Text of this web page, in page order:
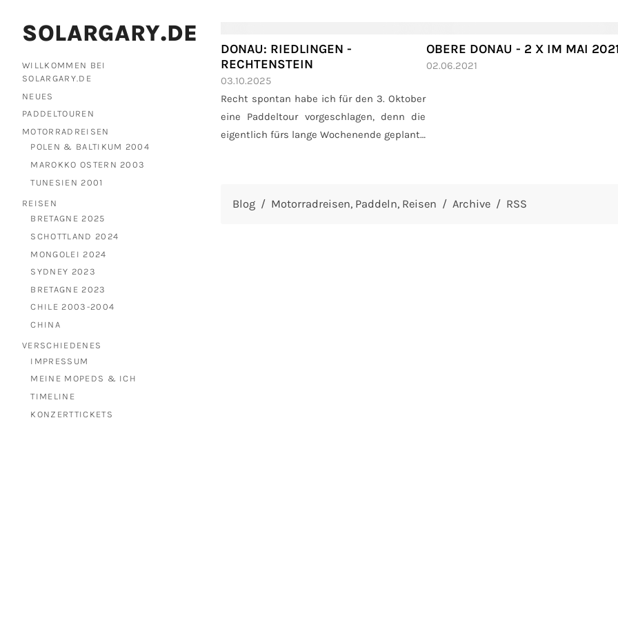
SOLARGARY.DE
WILLKOMMEN BEI
SOLARGARY.DE
NEUES
PADDELTOUREN
MOTORRADREISEN
POLEN & BALTIKUM 2004
MAROKKO OSTERN 2003
TUNESIEN 2001
REISEN
BRETAGNE 2025
SCHOTTLAND 2024
MONGOLEI 2024
SYDNEY 2023
BRETAGNE 2023
CHILE 2003-2004
CHINA
VERSCHIEDENES
IMPRESSUM
MEINE MOPEDS & ICH
TIMELINE
KONZERTTICKETS
DONAU: RIEDLINGEN -
RECHTENSTEIN
03.10.2025
Recht spontan habe ich für den 3. Oktober
eine Paddeltour vorgeschlagen, denn die
eigentlich fürs lange Wochenende geplante
OBERE DONAU - 2 X IM MAI
02.06.2021
Blog Motorradreisen Paddeln Reisen Archive RSS